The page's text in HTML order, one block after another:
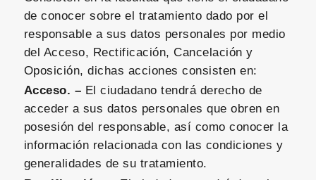
de conocer sobre el tratamiento dado por el
responsable a sus datos personales por medio
del Acceso, Rectificación, Cancelación y
Oposición, dichas acciones consisten en:
Acceso. – El ciudadano tendrá derecho de
acceder a sus datos personales que obren en
posesión del responsable, así como conocer la
información relacionada con las condiciones y
generalidades de su tratamiento.